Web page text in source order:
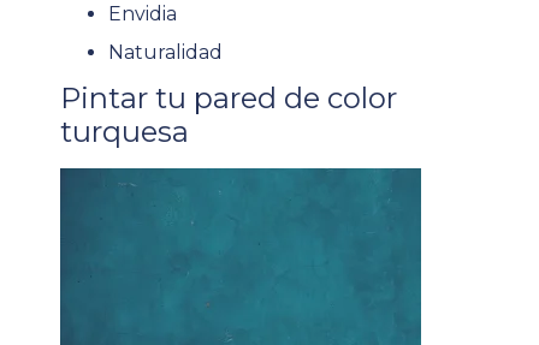
Envidia
Naturalidad
Pintar tu pared de color
turquesa